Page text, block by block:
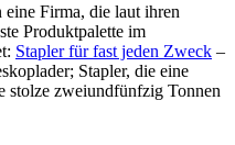
Firma, die laut ihren
Produktpalette im
Stapler für fast jeden Zweck –
Stapler, die eine
stolze zweiundfünfzig Tonnen